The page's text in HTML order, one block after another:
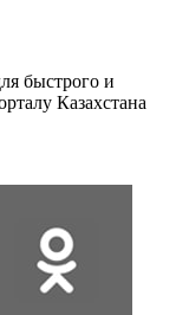
быстрого и
Казахстана